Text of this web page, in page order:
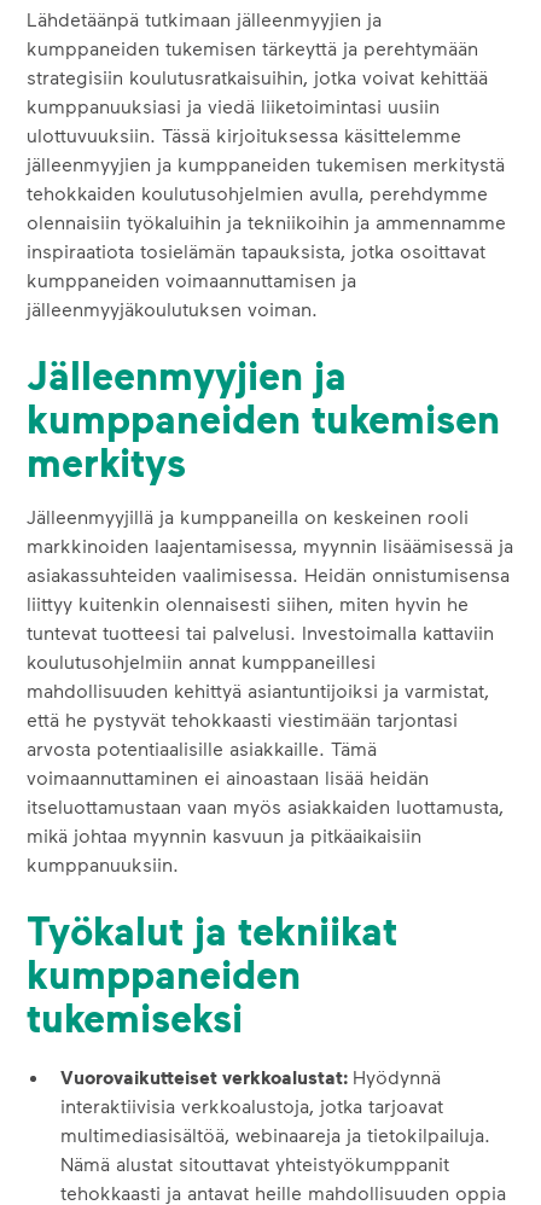
Lähdetäänpä tutkimaan jälleenmyyjien ja
kumppaneiden tukemisen tärkeyttä ja perehtymään
strategisiin koulutusratkaisuihin, jotka voivat kehittää
kumppanuuksiasi ja viedä liiketoimintasi uusiin
ulottuvuuksiin. Tässä kirjoituksessa käsittelemme
jälleenmyyjien ja kumppaneiden tukemisen merkitystä
tehokkaiden koulutusohjelmien avulla, perehdymme
olennaisiin työkaluihin ja tekniikoihin ja ammennamme
inspiraatiota tosielämän tapauksista, jotka osoittavat
kumppaneiden voimaannuttamisen ja
jälleenmyyjäkoulutuksen voiman.
Jälleenmyyjien ja
kumppaneiden tukemisen
merkitys
Jälleenmyyjillä ja kumppaneilla on keskeinen rooli
markkinoiden laajentamisessa, myynnin lisäämisessä ja
asiakassuhteiden vaalimisessa. Heidän onnistumisensa
liittyy kuitenkin olennaisesti siihen, miten hyvin he
tuntevat tuotteesi tai palvelusi. Investoimalla kattaviin
koulutusohjelmiin annat kumppaneillesi
mahdollisuuden kehittyä asiantuntijoiksi ja varmistat,
että he pystyvät tehokkaasti viestimään tarjontasi
arvosta potentiaalisille asiakkaille. Tämä
voimaannuttaminen ei ainoastaan lisää heidän
itseluottamustaan vaan myös asiakkaiden luottamusta,
mikä johtaa myynnin kasvuun ja pitkäaikaisiin
kumppanuuksiin.
Työkalut ja tekniikat
kumppaneiden
tukemiseksi
Vuorovaikutteiset verkkoalustat: Hyödynnä
interaktiivisia verkkoalustoja, jotka tarjoavat
multimediasisältöä, webinaareja ja tietokilpailuja.
Nämä alustat sitouttavat yhteistyökumppanit
tehokkaasti ja antavat heille mahdollisuuden oppia